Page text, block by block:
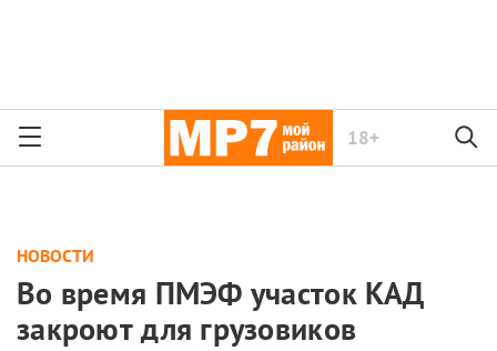
18+
НОВОСТИ
Во время ПМЭФ участок КАД
закроют для грузовиков